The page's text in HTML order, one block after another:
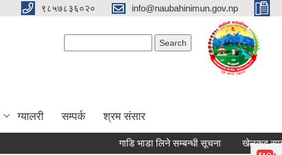
९८५७८३६०२० info@naubahinimun.gov.np
ग्यालरी सम्पर्क श्रम संसार
गाडि भाडा लिने सम्बन्धी सूचना खेलकुद सम्बन्धी